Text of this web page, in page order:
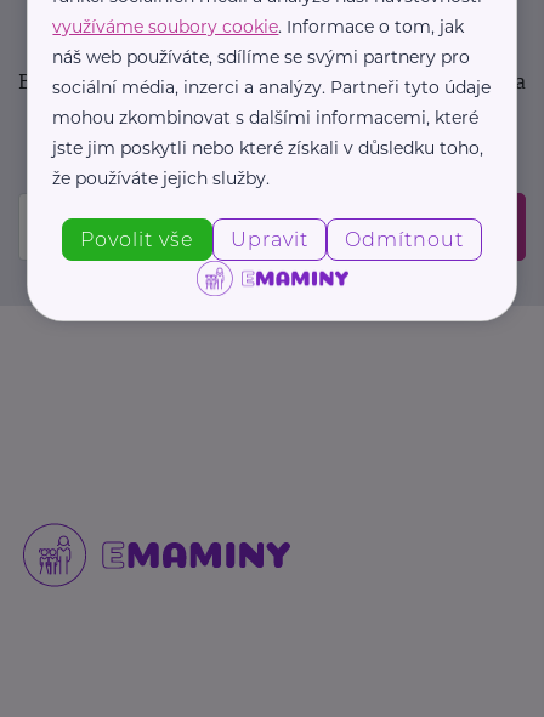
odběru a čtěte o tématech, které vám pomohou
v náročném období nebo zpříjemní rodinný život.
Buďte první, kdo se dozví o nových článcích, akcích a
událostech. Prosíme, potvrďte odběr ve vaší e-
mailové schránce.
Odeslat
využíváme soubory cookie. Informace o tom, jak
náš web používáte, sdílíme se svými partnery pro
sociální média, inzerci a analýzy. Partneři tyto údaje
mohou zkombinovat s dalšími informacemi, které
jste jim poskytli nebo které získali v důsledku toho,
že používáte jejich služby.
Povolit vše Upravit Odmítnout